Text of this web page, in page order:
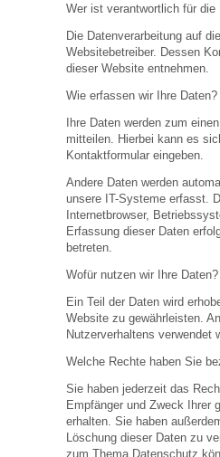
Wer ist verantwortlich für
Die Datenverarbeitung auf
Websitebetreiber. Dessen
dieser Website entnehmen.
Wie erfassen wir Ihre Daten?
Ihre Daten werden zum
mitteilen. Hierbei kann es
Kontaktformular eingeben.
Andere Daten werden
unsere IT-Systeme erfasst.
Internetbrowser,
Erfassung dieser Daten
betreten.
Wofür nutzen wir Ihre Daten?
Ein Teil der Daten wird
Website zu gewährleisten.
Nutzerverhaltens verwendet
Welche Rechte haben Sie
Sie haben jederzeit das
Empfänger und Zweck Ihrer
erhalten. Sie haben
Löschung dieser Daten zu
zum Thema Datenschutz